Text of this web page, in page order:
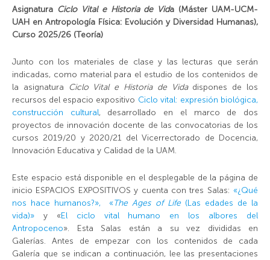
Asignatura Ciclo Vital e Historia de Vida (Máster UAM-UCM-
UAH en Antropología Física: Evolución y Diversidad Humanas),
Curso 2025/26 (Teoría)
Junto con los materiales de clase y las lecturas que serán
indicadas, como material para el estudio de los contenidos de
la asignatura Ciclo Vital e Historia de Vida dispones de los
recursos del espacio expositivo Ciclo vital: expresión biológica,
construcción cultural, desarrollado en el marco de dos
proyectos de innovación docente de las convocatorias de los
cursos 2019/20 y 2020/21 del Vicerrectorado de Docencia,
Innovación Educativa y Calidad de la UAM.
Este espacio está disponible en el desplegable de la página de
inicio ESPACIOS EXPOSITIVOS y cuenta con tres Salas: «¿Qué
nos hace humanos?», «The Ages of Life(Las edades de la
vida)» y «El ciclo vital humano en los albores del
Antropoceno». Esta Salas están a su vez divididas en
Galerías. Antes de empezar con los contenidos de cada
Galería que se indican a continuación, lee las presentaciones